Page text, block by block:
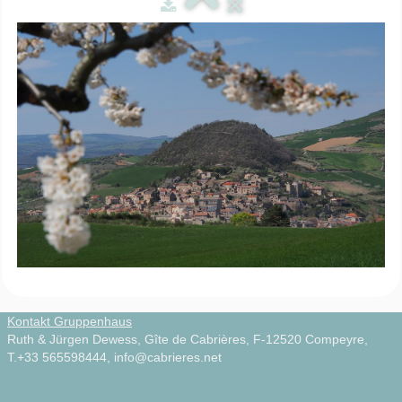
Zirkuswagen▼
Infos
Natur & Kultur▼
Videos▼
Photos
Français
Kontakt Gruppenhaus
Ruth & Jürgen Dewess, Gîte de Cabrières, F-12520 Compeyre,
T.+33 565598444, info@cabrieres.net